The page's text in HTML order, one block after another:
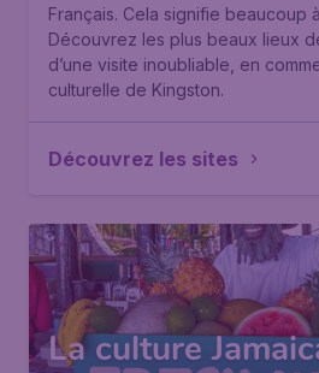
Français. Cela signifie beaucoup
Découvrez les plus beaux lieux
d’une visite inoubliable, en
culturelle de Kingston.
Découvrez les sites
La culture